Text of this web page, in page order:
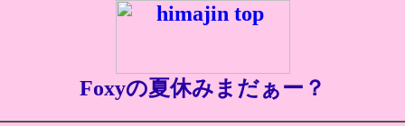
Foxyの夏休みまだぁー？